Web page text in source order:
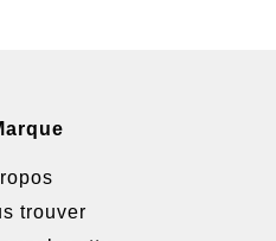
trouver